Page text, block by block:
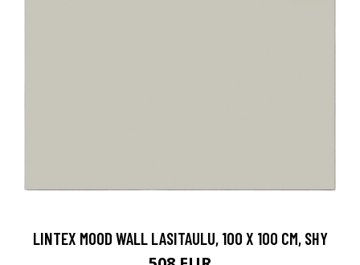
LINTEX MOOD WALL LASITAULU, 100 X 100 CM, SHY